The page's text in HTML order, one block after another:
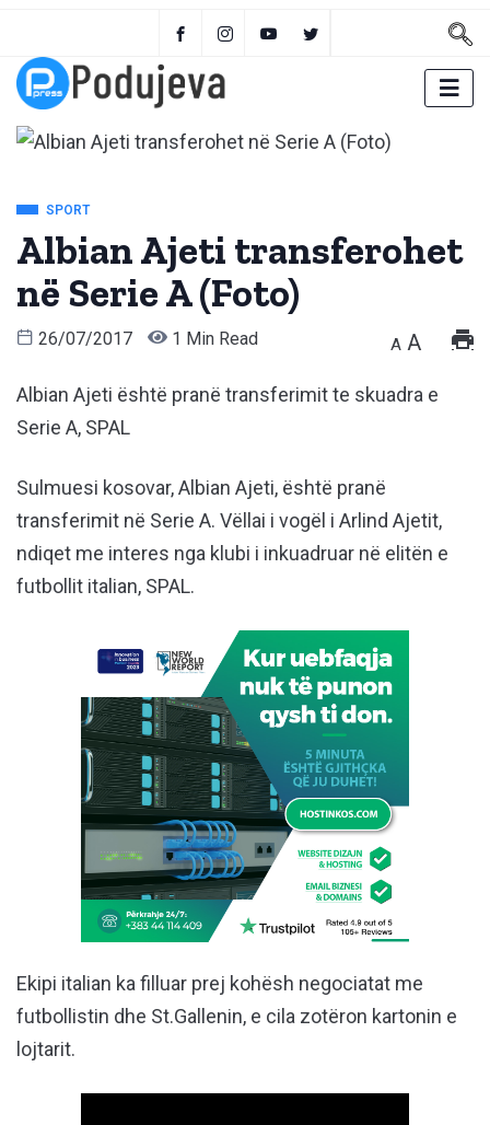
SPORT
Albian Ajeti transferohet
në Serie A (Foto)
26/07/2017 1 Min Read A A
Albian Ajeti është pranë transferimit te skuadra e
Serie A, SPAL
Sulmuesi kosovar, Albian Ajeti, është pranë
transferimit në Serie A. Vëllai i vogël i Arlind Ajetit,
ndiqet me interes nga klubi i inkuadruar në elitën e
futbollit italian, SPAL.
Ekipi italian ka filluar prej kohësh negociatat me
futbollistin dhe St.Gallenin, e cila zotëron kartonin e
lojtarit.